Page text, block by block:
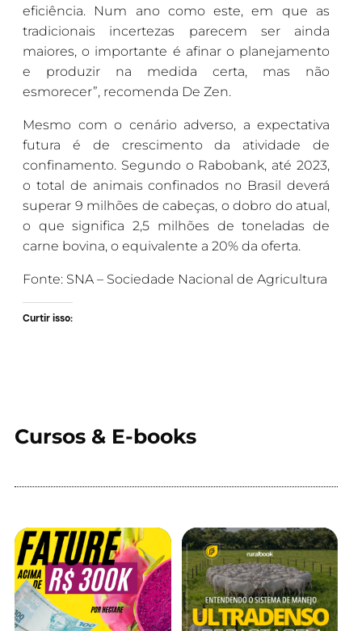
eficiência. Num ano como este, em que as
tradicionais incertezas parecem ser ainda
maiores, o importante é afinar o planejamento
e produzir na medida certa, mas não
esmorecer”, recomenda De Zen.
Mesmo com o cenário adverso, a expectativa
futura é de crescimento da atividade de
confinamento. Segundo o Rabobank, até 2023,
o total de animais confinados no Brasil deverá
superar 9 milhões de cabeças, o dobro do atual,
o que significa 2,5 milhões de toneladas de
carne bovina, o equivalente a 20% da oferta.
Fonte: SNA – Sociedade Nacional de Agricultura
Curtir isso:
Cursos & E-books